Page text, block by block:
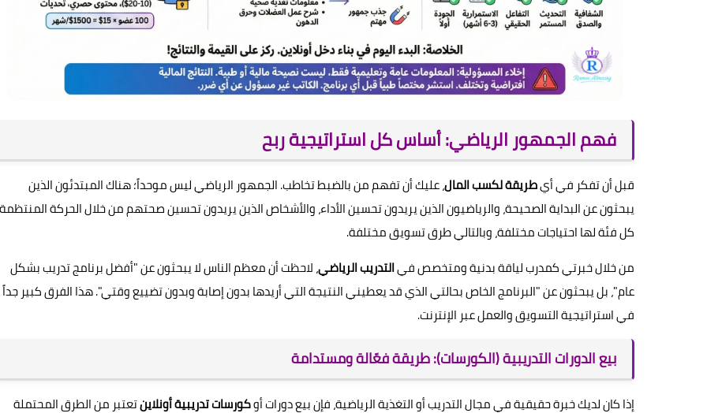
فهم الجمهور الرياضي: أساس كل استراتيجية ربح
قبل أن تفكر في أيطريقة لكسب المال، عليك أن تفهم من بالضبط تخاطب. الجمهور الرياضي ليس موحداً؛ هناك المبتدئون الذين
يبحثون عن البداية الصحيحة، والرياضيون الذين يريدون تحسين الأداء، والأشخاص الذين يريدون تحسين صحتهم من خلال الحركة
كل فئة لها احتياجات مختلفة، وبالتالي طرق تسويق مختلفة.
من خلال خبرتي كمدرب لياقة بدنية ومتخصص فيالتدريب الرياضي، لاحظت أن معظم الناس لا يبحثون عن "أفضل برنامج تدريب بشكل
عام"، بل يبحثون عن "البرنامج الخاص بحالتي الذي قد يعطيني النتيجة التي أريدها بدون إصابة وبدون تضييع وقتي". هذا الفرق كبير جداً
في استراتيجية التسويق والعمل عبر الإنترنت.
بيع الدورات التدريبية (الكورسات): طريقة فعّالة ومستدامة
إذا كان لديك خبرة حقيقية في مجال التدريب أو التغذية الرياضية، فإن بيع دورات أوكورسات تدريبية أونلاينتعتبر من الطرق المحتملة